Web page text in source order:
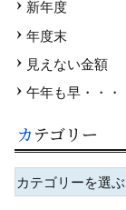
新年度
年度末
見えない金額
午年も早・・・
カテゴリー
カテゴリーを選ぶ